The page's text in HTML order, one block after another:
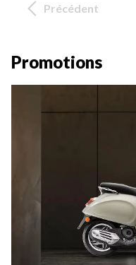
Précédent
Promotions